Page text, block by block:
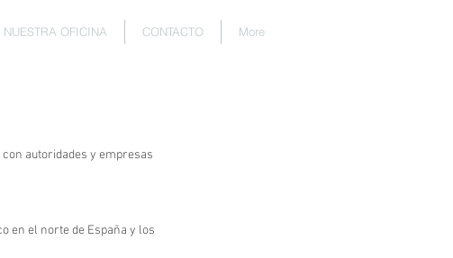
NUESTRA OFICINA CONTACTO More
autoridades y empresas
en el norte de España y los